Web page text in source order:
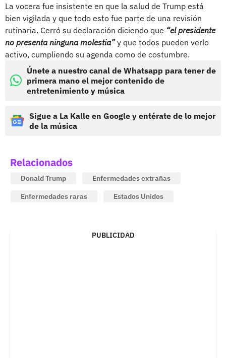
La vocera fue insistente en que la salud de Trump está
bien vigilada y que todo esto fue parte de una revisión
rutinaria. Cerró su declaración diciendo que “el presidente
no presenta ninguna molestia”y que todos pueden verlo
activo, cumpliendo su agenda como de costumbre.
Únete a nuestro canal de Whatsapp para tener de
primera mano el mejor contenido de
entretenimiento y música
Sigue a La Kalle en Google y entérate de lo mejor
de la música
Relacionados
Donald Trump
Enfermedades extrañas
Enfermedades raras
Estados Unidos
PUBLICIDAD